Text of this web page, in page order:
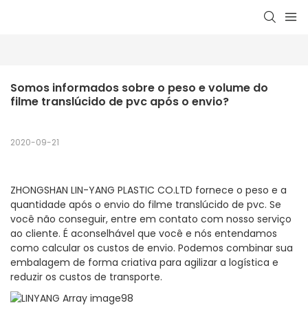
Somos informados sobre o peso e volume do
filme translúcido de pvc após o envio?
2020-09-21
ZHONGSHAN LIN-YANG PLASTIC CO.LTD fornece o peso e a
quantidade após o envio do filme translúcido de pvc. Se
você não conseguir, entre em contato com nosso serviço
ao cliente. É aconselhável que você e nós entendamos
como calcular os custos de envio. Podemos combinar sua
embalagem de forma criativa para agilizar a logística e
reduzir os custos de transporte.